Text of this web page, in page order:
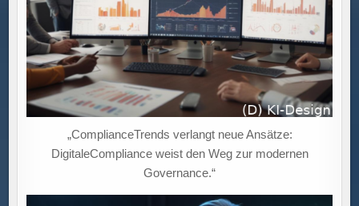
„ComplianceTrends verlangt neue Ansätze:
DigitaleCompliance weist den Weg zur modernen
Governance.“